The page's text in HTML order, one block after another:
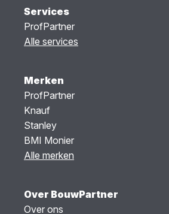
Services
ProfPartner
Alle services
Merken
ProfPartner
Knauf
Stanley
BMI Monier
Alle merken
Over BouwPartner
Over ons